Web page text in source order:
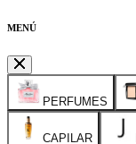
MENÚ
PERFUMES
CAPILAR